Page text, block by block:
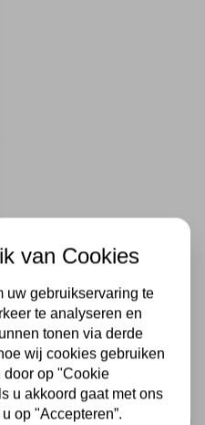
van Cookies
uw gebruikservaring te
te analyseren en
tonen via derde
wij cookies gebruiken
door op "Cookie
u akkoord gaat met ons
op "Accepteren”.